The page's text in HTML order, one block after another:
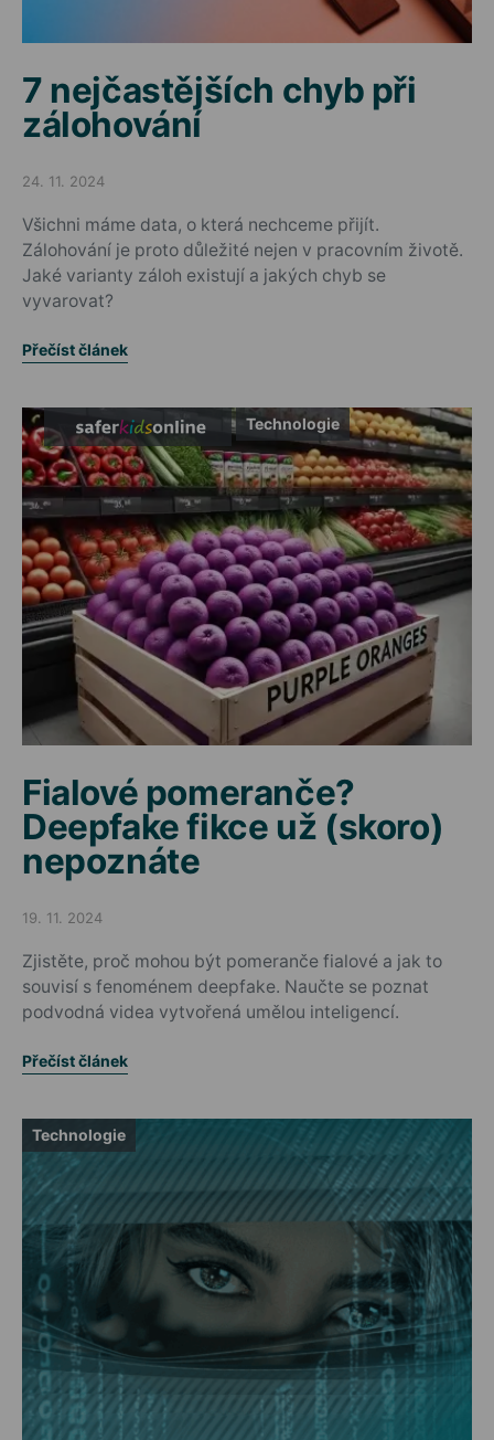
7 nejčastějších chyb při
zálohování
Posted on
24. 11. 2024
Všichni máme data, o která nechceme přijít.
Zálohování je proto důležité nejen v pracovním životě.
Jaké varianty záloh existují a jakých chyb se
vyvarovat?
Přečíst článek
Technologie
Fialové pomeranče?
Deepfake fikce už (skoro)
nepoznáte
Posted on
19. 11. 2024
Zjistěte, proč mohou být pomeranče fialové a jak to
souvisí s fenoménem deepfake. Naučte se poznat
podvodná videa vytvořená umělou inteligencí.
Přečíst článek
Technologie